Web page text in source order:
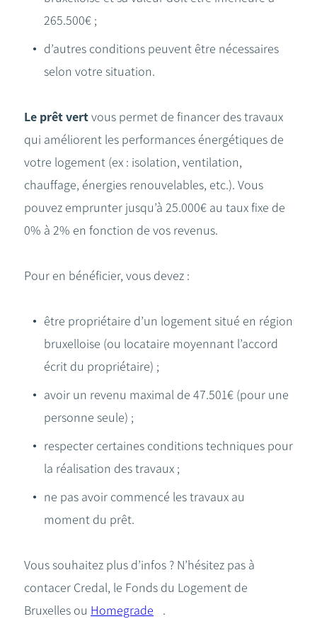
265.500€ ;
d’autres conditions peuvent être nécessaires
selon votre situation.
Le prêt vertvous permet de financer des travaux
qui améliorent les performances énergétiques de
votre logement (ex : isolation, ventilation,
chauffage, énergies renouvelables, etc.). Vous
pouvez emprunter jusqu’à 25.000€ au taux fixe de
0% à 2% en fonction de vos revenus.
Pour en bénéficier, vous devez :
être propriétaire d’un logement situé en région
bruxelloise (ou locataire moyennant l’accord
écrit du propriétaire) ;
avoir un revenu maximal de 47.501€ (pour une
personne seule) ;
respecter certaines conditions techniques pour
la réalisation des travaux ;
ne pas avoir commencé les travaux au
moment du prêt.
Vous souhaitez plus d’infos ? N’hésitez pas à
contacer Credal, le Fonds du Logement de
Bruxelles ou Homegrade .